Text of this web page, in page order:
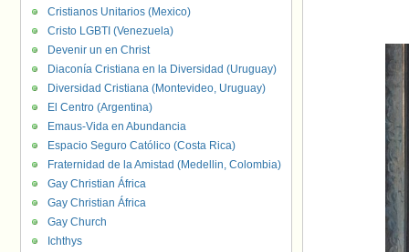
Cristianos Unitarios (Mexico)
Cristo LGBTI (Venezuela)
Devenir un en Christ
Diaconía Cristiana en la Diversidad (Uruguay)
Diversidad Cristiana (Montevideo, Uruguay)
El Centro (Argentina)
Emaus-Vida en Abundancia
Espacio Seguro Católico (Costa Rica)
Fraternidad de la Amistad (Medellin, Colombia)
Gay Christian África
Gay Christian África
Gay Church
Ichthys